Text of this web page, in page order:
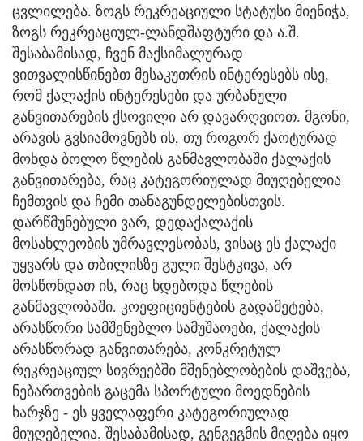
ცვლილება. ზოგს რეკრეაციული სტატუსი მიენიჭა,
ზოგს რეკრეაციულ-ლანდშაფტური და ა.შ.
შესაბამისად, ჩვენ მაქსიმალურად
ვითვალისწინებთ მესაკუთრის ინტერესებს ისე,
რომ ქალაქის ინტერესები და ურბანული
განვითარების ქსოვილი არ დავარღვიოთ. მგონი,
არავის გვსიამოვნებს ის, თუ როგორ ქაოტურად
მოხდა ბოლო წლების განმავლობაში ქალაქის
განვითარება, რაც კატეგორიულად მიუღებელია
ჩემთვის და ჩემი თანაგუნდელებისთვის.
დარწმუნებული ვარ, დედაქალაქის
მოსახლეობის უმრავლესობას, ვისაც ეს ქალაქი
უყვარს და თბილისზე გული შესტკივა, არ
მოსწონდათ ის, რაც ხდებოდა წლების
განმავლობაში. კოეფიციენტების გადამეტება,
არასწორი სამშენებლო სამუშაოები, ქალაქის
არასწორად განვითარება, კონკრეტულ
რეკრეაციულ სივრეებში მშენებლობების დაშვება,
ნებართვების გაცემა სპორტული მოედნების
ხარჯზე - ეს ყველაფერი კატეგორიულად
მიუღებელია. შესაბამისად, გენგეგმის მიღება იყო